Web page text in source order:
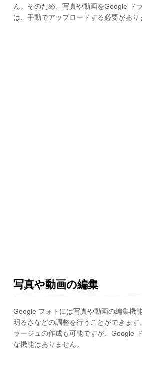
ん。そのため、写真や動画をGoogle ド
は、手動でアップロードする必要があり
写真や動画の編集
Google フォトには写真や動画の編集機
明るさなどの調整を行うことができます
ラージュの作成も可能ですが、Google
な機能はありません。